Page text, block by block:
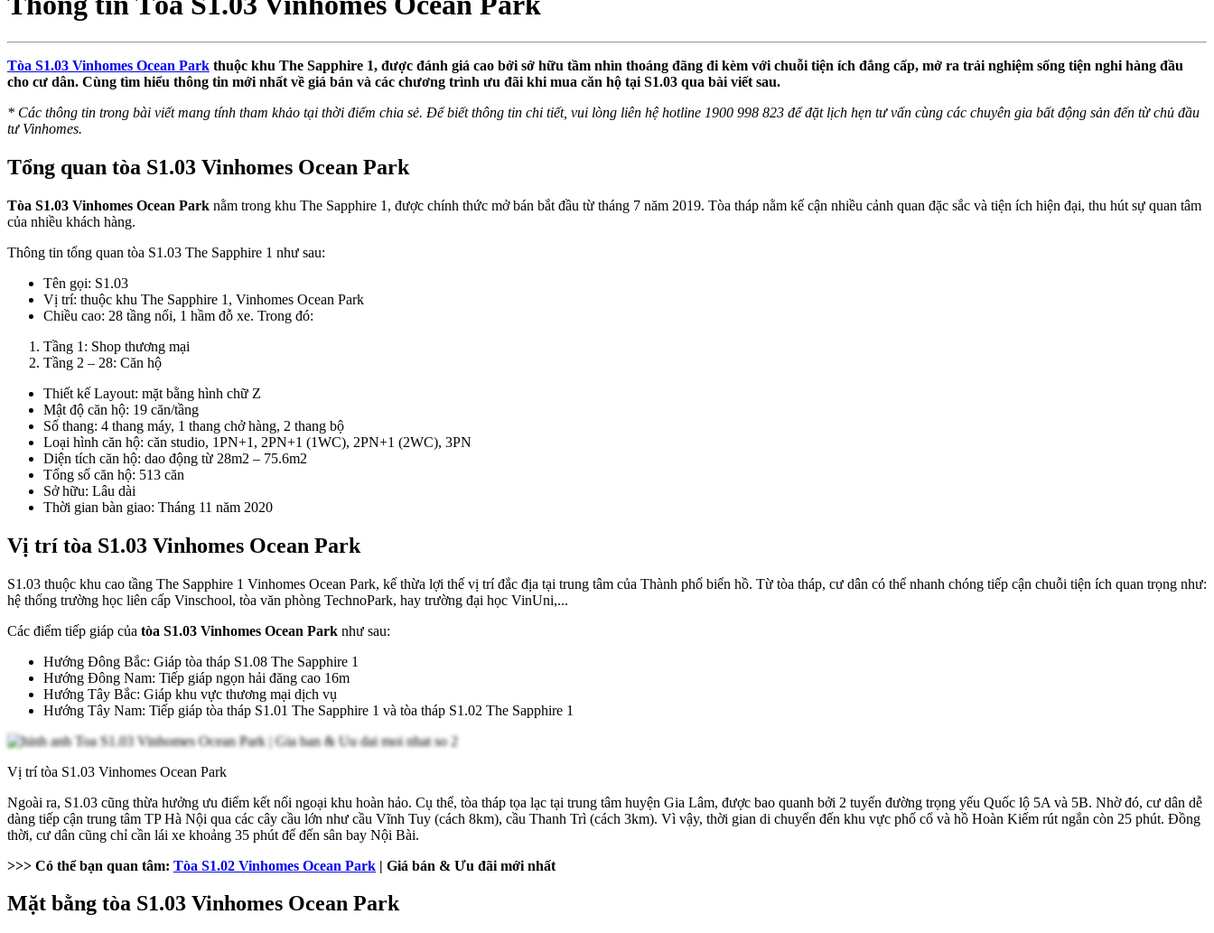
Tòa S1.03 Vinhomes Ocean Park thuộc khu The Sapphire 1, được đánh giá cao bởi sở hữu tầm nhìn thoáng đãng đi kèm với chuỗi tiện ích đẳng cấp, mở ra trải nghiệm sống tiện nghi hàng đầu
cho cư dân. Cùng tìm hiểu thông tin mới nhất về giá bán và các chương trình ưu đãi khi mua căn hộ tại S1.03 qua bài viết sau.
* Các thông tin trong bài viết mang tính tham khảo tại thời điểm chia sẻ. Để biết thông tin chi tiết, vui lòng liên hệ hotline 1900 998 823 để đặt lịch hẹn tư vấn cùng các chuyên gia bất động sản đến từ chủ đầu
tư Vinhomes.
Tổng quan tòa S1.03 Vinhomes Ocean Park
Tòa S1.03 Vinhomes Ocean Park nằm trong khu The Sapphire 1, được chính thức mở bán bắt đầu từ tháng 7 năm 2019. Tòa tháp nằm kế cận nhiều cảnh quan đặc sắc và tiện ích hiện đại, thu hút sự quan tâm
của nhiều khách hàng.
Thông tin tổng quan tòa S1.03 The Sapphire 1 như sau:
Tên gọi: S1.03
Vị trí: thuộc khu The Sapphire 1, Vinhomes Ocean Park
Chiều cao: 28 tầng nổi, 1 hầm đỗ xe. Trong đó:
Tầng 1: Shop thương mại
Tầng 2 – 28: Căn hộ
Thiết kế Layout: mặt bằng hình chữ Z
Mật độ căn hộ: 19 căn/tầng
Số thang: 4 thang máy, 1 thang chở hàng, 2 thang bộ
Loại hình căn hộ: căn studio, 1PN+1, 2PN+1 (1WC), 2PN+1 (2WC), 3PN
Diện tích căn hộ: dao động từ 28m2 – 75.6m2
Tổng số căn hộ: 513 căn
Sở hữu: Lâu dài
Thời gian bàn giao: Tháng 11 năm 2020
Vị trí tòa S1.03 Vinhomes Ocean Park
S1.03 thuộc khu cao tầng The Sapphire 1 Vinhomes Ocean Park, kế thừa lợi thế vị trí đắc địa tại trung tâm của Thành phố biển hồ. Từ tòa tháp, cư dân có thể nhanh chóng tiếp cận chuỗi tiện ích quan trọng như:
hệ thống trường học liên cấp Vinschool, tòa văn phòng TechnoPark, hay trường đại học VinUni,...
Các điểm tiếp giáp của tòa S1.03 Vinhomes Ocean Park như sau:
Hướng Đông Bắc: Giáp tòa tháp S1.08 The Sapphire 1
Hướng Đông Nam: Tiếp giáp ngọn hải đăng cao 16m
Hướng Tây Bắc: Giáp khu vực thương mại dịch vụ
Hướng Tây Nam: Tiếp giáp tòa tháp S1.01 The Sapphire 1 và tòa tháp S1.02 The Sapphire 1
Vị trí tòa S1.03 Vinhomes Ocean Park
Ngoài ra, S1.03 cũng thừa hưởng ưu điểm kết nối ngoại khu hoàn hảo. Cụ thể, tòa tháp tọa lạc tại trung tâm huyện Gia Lâm, được bao quanh bởi 2 tuyến đường trọng yếu Quốc lộ 5A và 5B. Nhờ đó, cư dân dễ
dàng tiếp cận trung tâm TP Hà Nội qua các cây cầu lớn như cầu Vĩnh Tuy (cách 8km), cầu Thanh Trì (cách 3km). Vì vậy, thời gian di chuyển đến khu vực phố cổ và hồ Hoàn Kiếm rút ngắn còn 25 phút. Đồng
thời, cư dân cũng chỉ cần lái xe khoảng 35 phút để đến sân bay Nội Bài.
>>> Có thể bạn quan tâm: Tòa S1.02 Vinhomes Ocean Park | Giá bán & Ưu đãi mới nhất
Mặt bằng tòa S1.03 Vinhomes Ocean Park